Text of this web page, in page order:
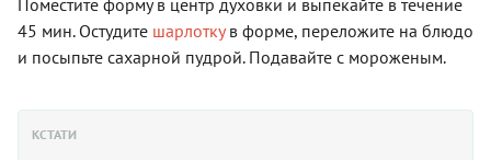
45 мин. Остудите шарлоткув форме, переложите на блюдо
и посыпьте сахарной пудрой. Подавайте с мороженым.
КСТАТИ